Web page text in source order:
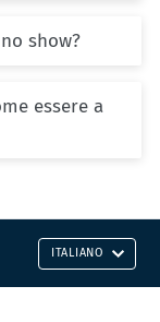
show?
essere a
ITALIANO